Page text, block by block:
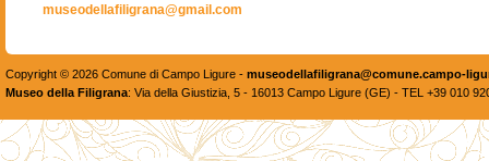
museodellafiligrana@gmail.com
Copyright © 2026 Comune di Campo Ligure - museodellafiligrana@comune.campo-
Museo della Filigrana: Via della Giustizia, 5 - 16013 Campo Ligure (GE) - TEL +39 010